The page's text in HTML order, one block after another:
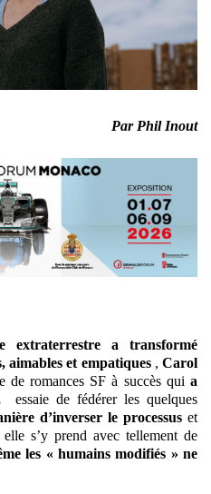
Par Phil Inout
extraterrestre a transformé
aimables et empatiques, Carol
de romances SF à succès quia
essaie de fédérer les quelques
d’inverser le processuset
s’y prend avec tellement de
les « humains modifiés » ne